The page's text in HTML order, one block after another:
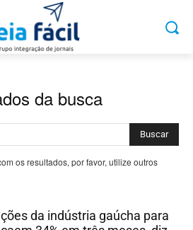
da busca
Buscar
os resultados, por favor, utilize outros
da indústria gaúcha para